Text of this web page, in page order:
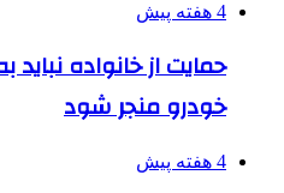
4 هفته پیش
حمایت از خانواده نباید
خودرو منجر شود
4 هفته پیش